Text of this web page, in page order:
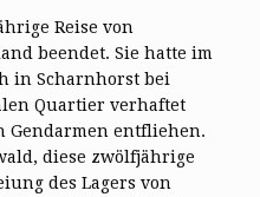
Reise von
beendet. Sie hatte im
in Scharnhorst bei
Quartier verhaftet
Gendarmen entfliehen.
diese zwölfjährige
des Lagers von